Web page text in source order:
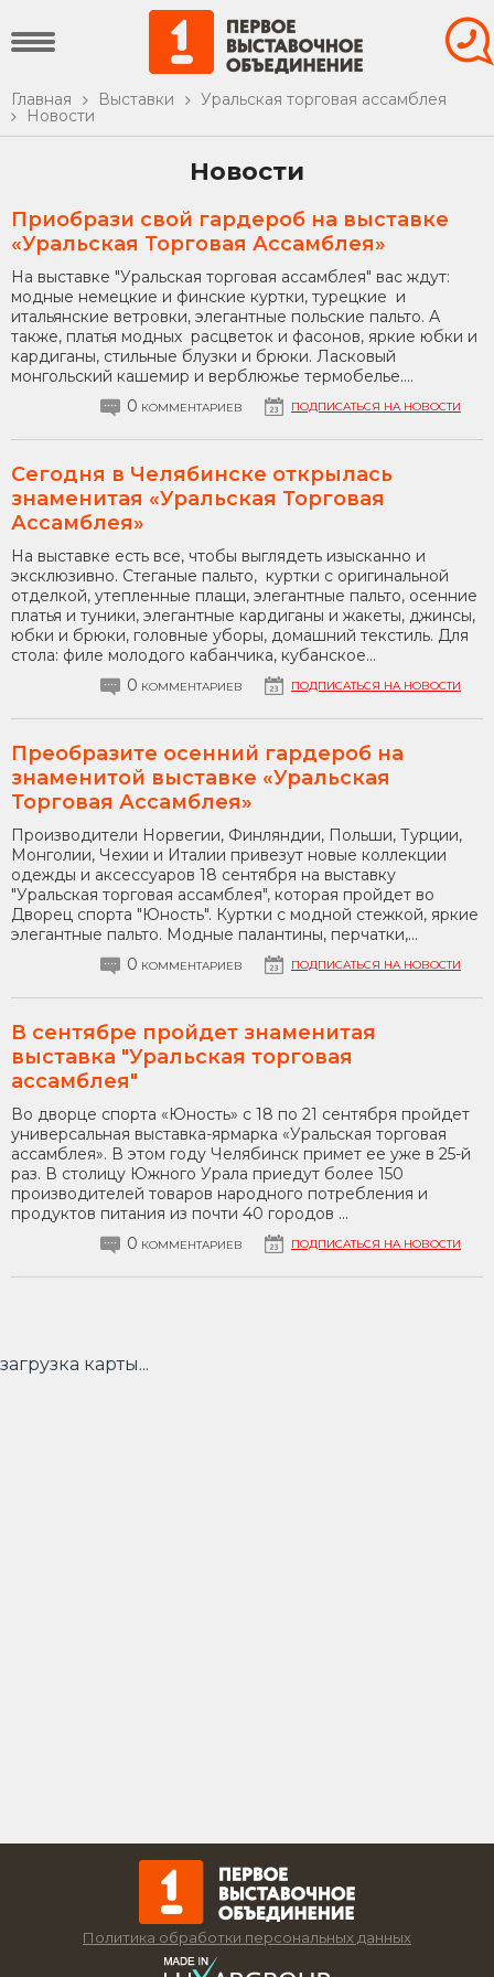
Главная Выставки
Уральская торговая ассамблея
Новости
Новости
Приобрази свой гардероб на выставке
«Уральская Торговая Ассамблея»
На выставке "Уральская торговая ассамблея" вас ждут:
модные немецкие и финские куртки, турецкие и
итальянские ветровки, элегантные польские пальто. А
также, платья модных расцветок и фасонов, яркие юбки и
кардиганы, стильные блузки и брюки. Ласковый
монгольский кашемир и верблюжье термобелье....
0 КОММЕНТАРИЕВ ПОДПИСАТЬСЯ НА НОВОСТИ
Сегодня в Челябинске открылась
знаменитая «Уральская Торговая
Ассамблея»
На выставке есть все, чтобы выглядеть изысканно и
эксклюзивно. Стеганые пальто, куртки с оригинальной
отделкой, утепленные плащи, элегантные пальто, осенние
платья и туники, элегантные кардиганы и жакеты, джинсы,
юбки и брюки, головные уборы, домашний текстиль. Для
стола: филе молодого кабанчика, кубанское...
0 КОММЕНТАРИЕВ ПОДПИСАТЬСЯ НА НОВОСТИ
Преобразите осенний гардероб на
знаменитой выставке «Уральская
Торговая Ассамблея»
Производители Норвегии, Финляндии, Польши, Турции,
Монголии, Чехии и Италии привезут новые коллекции
одежды и аксессуаров 18 сентября на выставку
"Уральская торговая ассамблея", которая пройдет во
Дворец спорта "Юность". Куртки с модной стежкой, яркие
элегантные пальто. Модные палантины, перчатки,...
0 КОММЕНТАРИЕВ ПОДПИСАТЬСЯ НА НОВОСТИ
В сентябре пройдет знаменитая
выставка "Уральская торговая
ассамблея"
Во дворце спорта «Юность» с 18 по 21 сентября пройдет
универсальная выставка-ярмарка «Уральская торговая
ассамблея». В этом году Челябинск примет ее уже в 25-й
раз. В столицу Южного Урала приедут более 150
производителей товаров народного потребления и
продуктов питания из почти 40 городов ...
0 КОММЕНТАРИЕВ ПОДПИСАТЬСЯ НА НОВОСТИ
загрузка карты...
Политика обработки персональных данных